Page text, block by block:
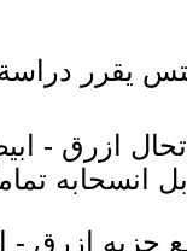
يقرر
ازرق -
انسحابه
حزبه ازرق -